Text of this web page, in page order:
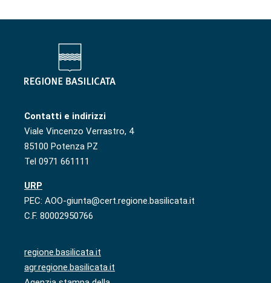
Contatti e indirizzi
Viale Vincenzo Verrastro, 4
85100 Potenza PZ
Tel 0971 661111
URP
PEC: AOO-giunta@cert.regione.basilicata.it
C.F. 80002950766
regione.basilicata.it
agr.regione.basilicata.it